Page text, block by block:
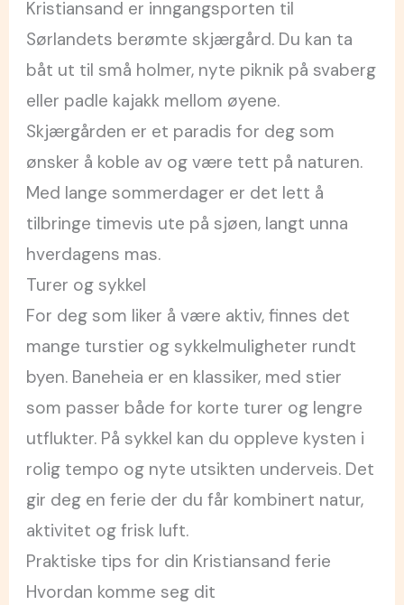
Kristiansand er inngangsporten til
Sørlandets berømte skjærgård. Du kan ta
båt ut til små holmer, nyte piknik på svaberg
eller padle kajakk mellom øyene.
Skjærgården er et paradis for deg som
ønsker å koble av og være tett på naturen.
Med lange sommerdager er det lett å
tilbringe timevis ute på sjøen, langt unna
hverdagens mas.
Turer og sykkel
For deg som liker å være aktiv, finnes det
mange turstier og sykkelmuligheter rundt
byen. Baneheia er en klassiker, med stier
som passer både for korte turer og lengre
utflukter. På sykkel kan du oppleve kysten i
rolig tempo og nyte utsikten underveis. Det
gir deg en ferie der du får kombinert natur,
aktivitet og frisk luft.
Praktiske tips for din Kristiansand ferie
Hvordan komme seg dit